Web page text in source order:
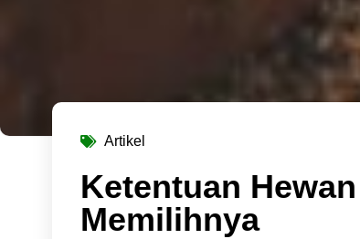
Artikel
Ketentuan
Memilihnya